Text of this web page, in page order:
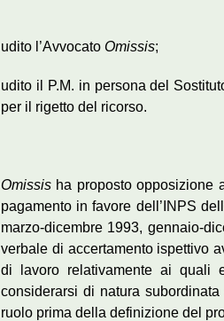
udito l’Avvocato Omissis;
udito il P.M. in persona del
per il rigetto del ricorso.
Omissis ha proposto opposizione
pagamento in favore dell’INPS
marzo-dicembre 1993, gennaio-
verbale di accertamento ispettivo
di lavoro relativamente ai quali
considerarsi di natura
ruolo prima della definizione del